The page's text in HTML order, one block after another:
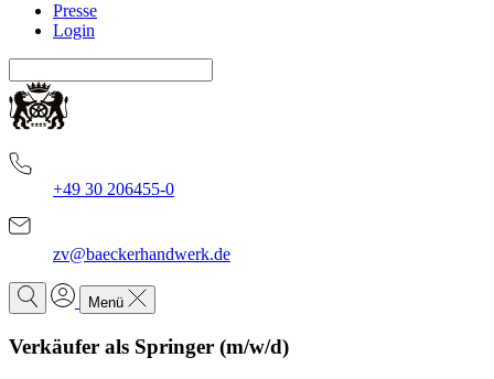
Presse
Login
+49 30 206455-0
zv@baeckerhandwerk.de
Menü
Verkäufer als Springer (m/w/d)